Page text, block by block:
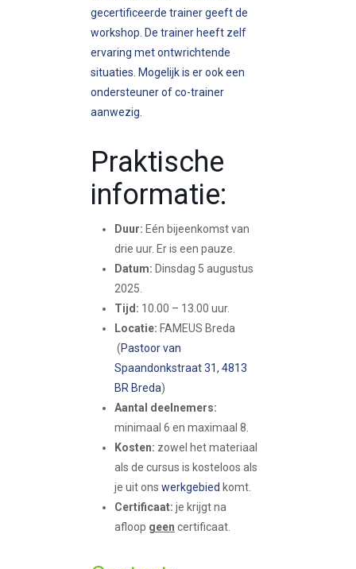
gecertificeerde trainer geeft de
workshop. De trainer heeft zelf
ervaring met ontwrichtende
situaties. Mogelijk is er ook een
ondersteuner of co-trainer
aanwezig.
Praktische
informatie:
Duur: Eén bijeenkomst van
drie uur. Er is een pauze.
Datum: Dinsdag 5 augustus
2025.
Tijd: 10.00 – 13.00 uur.
Locatie: FAMEUS Breda
(Pastoor van
Spaandonkstraat 31, 4813
BR Breda)
Aantal deelnemers:
minimaal 6 en maximaal 8.
Kosten: zowel het materiaal
als de cursus is kosteloos als
je uit ons werkgebied komt.
Certificaat: je krijgt na
afloop geen certificaat.